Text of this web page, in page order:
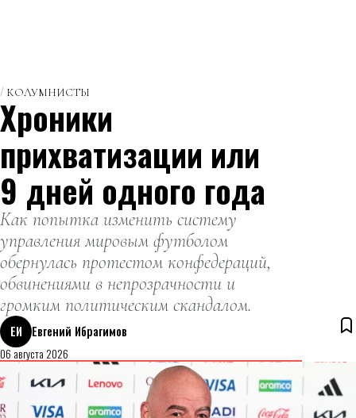
КОЛУМНИСТЫ
Хроники
прихватизации или
9 дней одного года
Как попытка изменить систему
управления мировым футболом
обернулась протестом конфедераций,
обвинениями в непрозрачности и
громким политическим скандалом.
ЕИ
Евгений Ибрагимов
06 августа 2026